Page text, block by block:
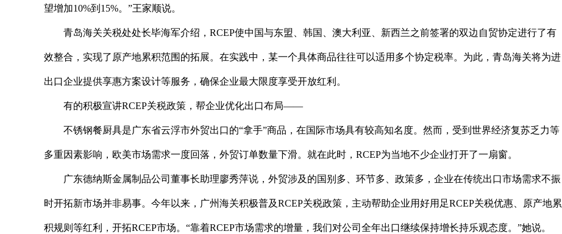
望增加10%到15%。”王家顺说。
青岛海关关税处处长毕海军介绍，RCEP使中国与东盟、韩国、澳大利亚、新西兰之前签署的双边自贸协定进行了有
效整合，实现了原产地累积范围的拓展。在实践中，某一个具体商品往往可以适用多个协定税率。为此，青岛海关将为进
出口企业提供享惠方案设计等服务，确保企业最大限度享受开放红利。
有的积极宣讲RCEP关税政策，帮企业优化出口布局——
不锈钢餐厨具是广东省云浮市外贸出口的“拿手”商品，在国际市场具有较高知名度。然而，受到世界经济复苏乏力等
多重因素影响，欧美市场需求一度回落，外贸订单数量下滑。就在此时，RCEP为当地不少企业打开了一扇窗。
广东德纳斯金属制品公司董事长助理廖秀萍说，外贸涉及的国别多、环节多、政策多，企业在传统出口市场需求不振
时开拓新市场并非易事。今年以来，广州海关积极普及RCEP关税政策，主动帮助企业用好用足RCEP关税优惠、原产地累
积规则等红利，开拓RCEP市场。“靠着RCEP市场需求的增量，我们对公司全年出口继续保持增长持乐观态度。”她说。